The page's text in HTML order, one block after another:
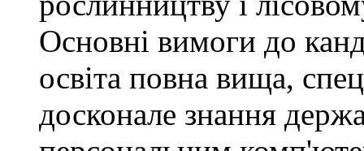
Основні вимоги до
освіта повна вища,
досконале знання